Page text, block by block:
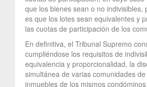
que los bienes sean o no indivisibles,
es que los lotes sean equivalentes y
las cuotas de participación de los
En definitiva, el Tribunal Supremo
cumpliéndose los requisitos de
equivalencia y proporcionalidad, la
simultánea de varias comunidades
inmuebles de los mismos